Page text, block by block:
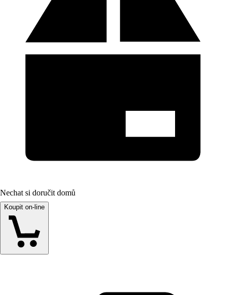
Nechat si doručit domů
Koupit on-line